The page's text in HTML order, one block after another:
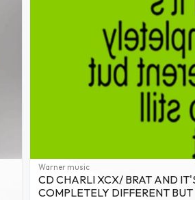
Warner music
CD CHARLI XCX/ BRAT AND
COMPLETELY DIFFERENT